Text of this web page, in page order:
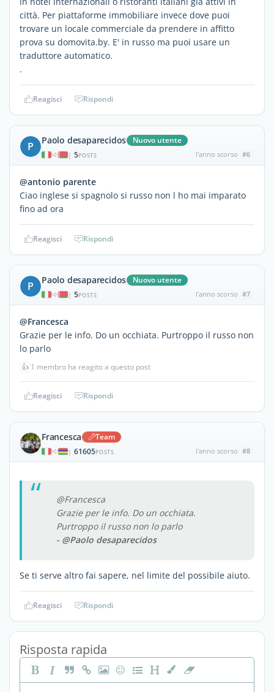
città. Per piattaforme immobiliare invece dove puoi
trovare un locale commerciale da prendere in affitto
prova su domovita.by. E' in russo ma puoi usare un
traduttore automatico.
.
Reagisci Rispondi
P Paolo desaparecidos Nuovo utente
| 5POSTS l'anno scorso #6
@antonio parente
Ciao inglese si spagnolo si russo non l ho mai imparato
fino ad ora
Reagisci Rispondi
P Paolo desaparecidos Nuovo utente
| 5POSTS l'anno scorso #7
@Francesca
Grazie per le info. Do un occhiata. Purtroppo il russo non
lo parlo
👍 1 membro ha reagito a questo post
Reagisci Rispondi
Francesca Team
| 61605POSTS l'anno scorso #8
@Francesca
Grazie per le info. Do un occhiata.
Purtroppo il russo non lo parlo
- @Paolo desaparecidos
Se ti serve altro fai sapere, nel limite del possibile aiuto.
Reagisci Rispondi
Risposta rapida